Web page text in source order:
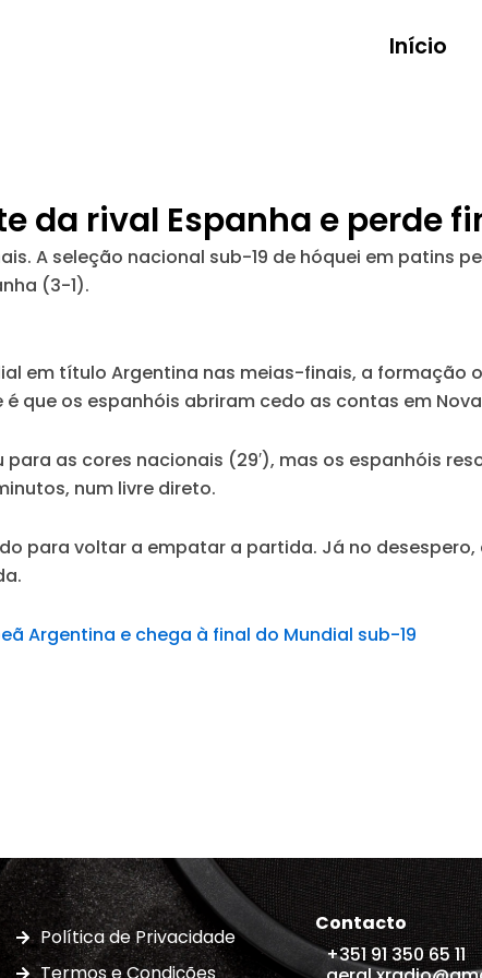
Início
da rival Espanha e perde
A seleção nacional sub-19 de hóquei em patins
(3-1).
em título Argentina nas meias-finais, a formação
que os espanhóis abriram cedo as contas em
as cores nacionais (29′), mas os espanhóis
num livre direto.
para voltar a empatar a partida. Já no
Argentina e chega à final do Mundial sub-19
Política de Privacidade
Contacto
+351 91 350 65 11